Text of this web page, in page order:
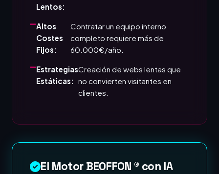
Lentos:
Altos
Costes
Fijos:
Contratar un equipo interno
completo requiere más de
60.000€/año.
Estrategias
Estáticas:
Creación de webs lentas que
no convierten visitantes en
clientes.
El Motor BEOFFON ® con IA